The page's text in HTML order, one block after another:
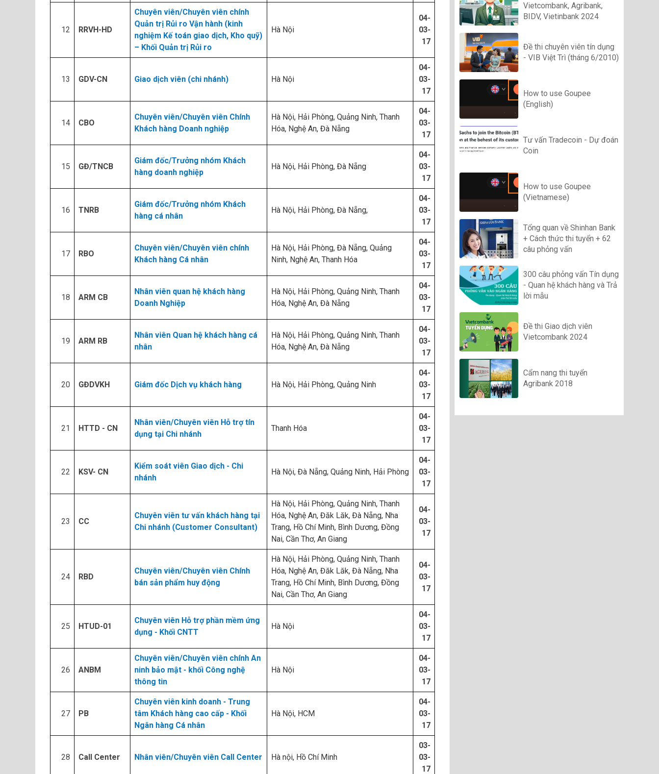
12​ RRVH-HD
Chuyên viên/Chuyên viên chính
Quản trị Rủi ro Vận hành (kinh
nghiệm Kế toán giao dịch, Kho quỹ)
– Khối Quản trị Rủi ro
Hà Nội
04-
03-
17
13​ GDV-CN Giao dịch viên (chi nhánh) Hà Nội
04-
03-
17
14​ CBO
Chuyên viên/Chuyên viên Chính
Khách hàng Doanh nghiệp
Hà Nội, Hải Phòng, Quảng Ninh, Thanh
Hóa, Nghệ An, Đà Nẵng
04-
03-
17
15​ GĐ/TNCB
Giám đốc/Trưởng nhóm Khách
hàng doanh nghiệp
Hà Nội, Hải Phòng, Đà Nẵng
04-
03-
17
16​ TNRB
Giám đốc/Trưởng nhóm Khách
hàng cá nhân
Hà Nội, Hải Phòng, Đà Nẵng,
04-
03-
17
17​ RBO
Chuyên viên/Chuyên viên chính
Khách hàng Cá nhân
Hà Nội, Hải Phòng, Đà Nẵng, Quảng
Ninh, Nghệ An, Thanh Hóa
04-
03-
17
18​ ARM CB
Nhân viên quan hệ khách hàng
Doanh Nghiệp
Hà Nội, Hải Phòng, Quảng Ninh, Thanh
Hóa, Nghệ An, Đà Nẵng
04-
03-
17
19​ ARM RB
Nhân viên Quan hệ khách hàng cá
nhân
Hà Nội, Hải Phòng, Quảng Ninh, Thanh
Hóa, Nghệ An, Đà Nẵng
04-
03-
17
20​ GĐDVKH Giám đốc Dịch vụ khách hàng Hà Nội, Hải Phòng, Quảng Ninh
04-
03-
17
21​ HTTD - CN
Nhân viên/Chuyên viên Hỗ trợ tín
dụng tại Chi nhánh
Thanh Hóa
04-
03-
17
22​ KSV- CN
Kiểm soát viên Giao dịch - Chi
nhánh
Hà Nội, Đà Nẵng, Quảng Ninh, Hải Phòng
04-
03-
17
23​ CC
Chuyên viên tư vấn khách hàng tại
Chi nhánh (Customer Consultant)
Hà Nội, Hải Phòng, Quảng Ninh, Thanh
Hóa, Nghệ An, Đăk Lăk, Đà Nẵng, Nha
Trang, Hồ Chí Minh, Bình Dương, Đồng
Nai, Cần Thơ, An Giang
04-
03-
17
24​ RBD
Chuyên viên/Chuyên viên Chính
bán sản phẩm huy động
Hà Nội, Hải Phòng, Quảng Ninh, Thanh
Hóa, Nghệ An, Đăk Lăk, Đà Nẵng, Nha
Trang, Hồ Chí Minh, Bình Dương, Đồng
Nai, Cần Thơ, An Giang
04-
03-
17
25​ HTUD-01
Chuyên viên Hỗ trợ phần mềm ứng
dụng - Khối CNTT
Hà Nội
04-
03-
17
26​ ANBM
Chuyên viên/Chuyên viên chính An
ninh bảo mật - khối Công nghệ
thông tin
Hà Nội
04-
03-
17
27​ PB
Chuyên viên kinh doanh - Trung
tâm Khách hàng cao cấp - Khối
Ngân hàng Cá nhân
Hà Nội, HCM
04-
03-
17
28​ Call Center Nhân viên/Chuyên viên Call Center Hà nội, Hồ Chí Minh
03-
03-
17
Vietcombank, Agribank,
BIDV, Vietinbank 2024
Đề thi chuyên viên tín dụng
- VIB Việt Trì (tháng 6/2010)
How to use Goupee
(English)
Tư vấn Tradecoin - Dự đoán
Coin
How to use Goupee
(Vietnamese)
Tổng quan về Shinhan Bank
+ Cách thức thi tuyển + 62
câu phỏng vấn
300 câu phỏng vấn Tín dụng
- Quan hệ khách hàng và Trả
lời mẫu
Đề thi Giao dịch viên
Vietcombank 2024
Cẩm nang thi tuyển
Agribank 2018